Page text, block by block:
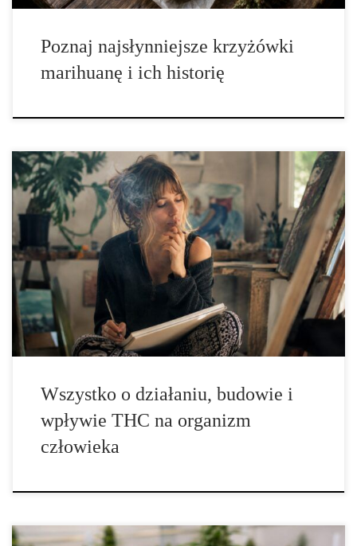
Poznaj najsłynniejsze krzyżówki
marihuanę i ich historię
Co to jest THC? THC, czyli tetrahydrokannabinol, to jeden z
najbardziej rozpoznawalnych związków chemicznych
występujących naturalnie w roślinach z rodzaju Cannabis. To
właśnie ta substancja odpowiada za charakterystyczne działanie
psychoaktywne konopi, dzięki czemu od dziesięcioleci stanowi
przedmiot zainteresowania naukowców, lekarzy, biologów,
chemików oraz osób zajmujących się badaniem właściwości roślin.
Jednocześnie […]
Wszystko o działaniu, budowie i
wpływie THC na organizm
człowieka